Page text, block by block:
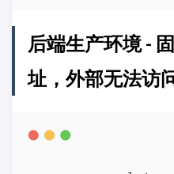
后端生产环境 -
址，外部无法访